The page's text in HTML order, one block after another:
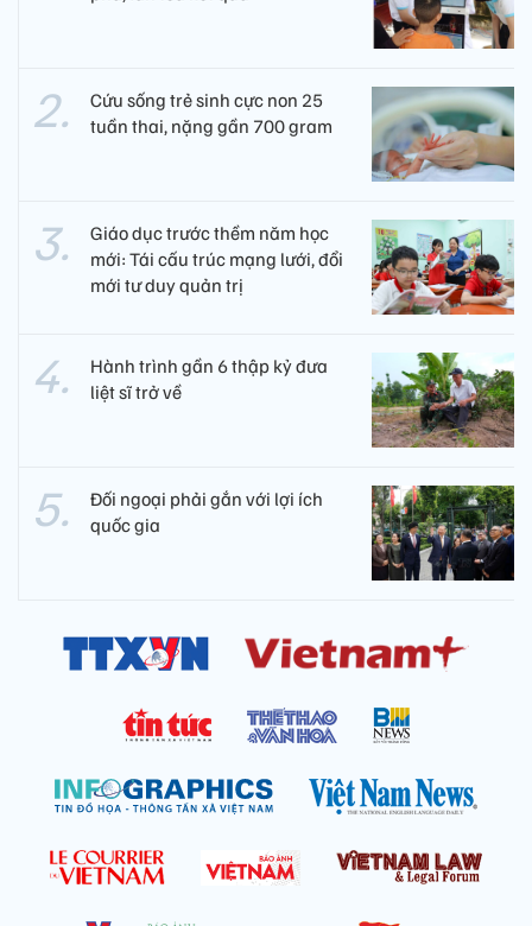
Cứu sống trẻ sinh cực non 25
tuần thai, nặng gần 700 gram
Giáo dục trước thềm năm học
mới: Tái cấu trúc mạng lưới, đổi
mới tư duy quản trị
Hành trình gần 6 thập kỷ đưa
liệt sĩ trở về
Đối ngoại phải gắn với lợi ích
quốc gia